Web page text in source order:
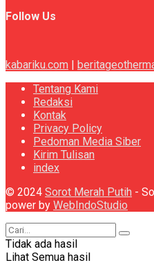
Follow Us
kabariku.com
Tentang Kami
Redaksi
Kontak
Privacy Policy
Pedoman Media Siber
Kirim Tulisan
index
© 2024 Sorot Merah Putih -
power by WebIndoStudio
Tidak ada hasil
Lihat Semua hasil